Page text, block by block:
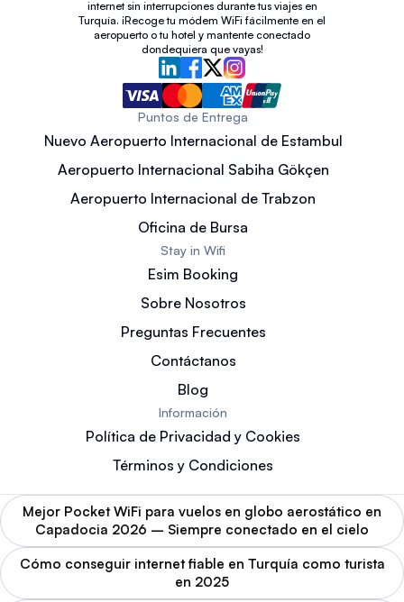
internet sin interrupciones durante tus viajes en
Turquía. ¡Recoge tu módem WiFi fácilmente en el
aeropuerto o tu hotel y mantente conectado
dondequiera que vayas!
Puntos de Entrega
Nuevo Aeropuerto Internacional de Estambul
Aeropuerto Internacional Sabiha Gökçen
Aeropuerto Internacional de Trabzon
Oficina de Bursa
Stay in Wifi
Esim Booking
Sobre Nosotros
Preguntas Frecuentes
Contáctanos
Blog
Información
Política de Privacidad y Cookies
Términos y Condiciones
Mejor Pocket WiFi para vuelos en globo aerostático en
Capadocia 2026 – Siempre conectado en el cielo
Cómo conseguir internet fiable en Turquía como turista
en 2025